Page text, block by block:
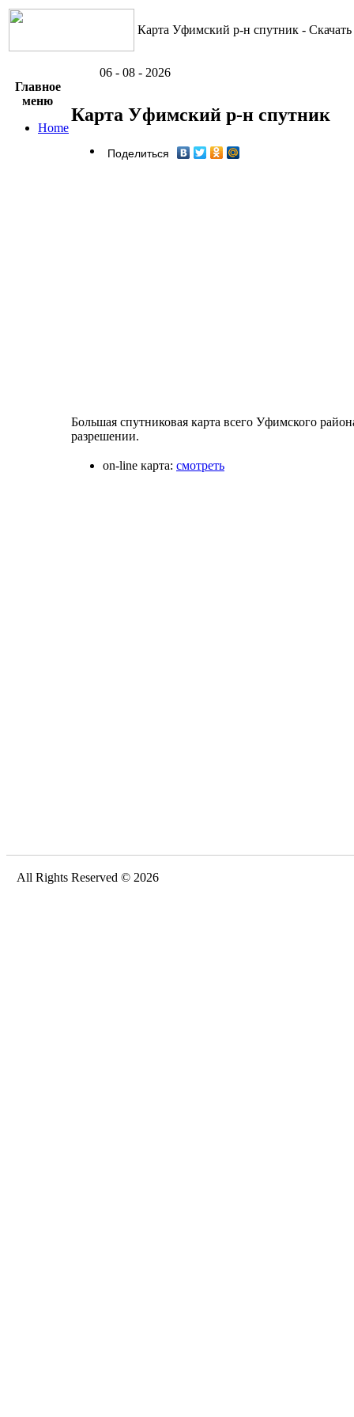
Карта Уфимский р-н спутник - Скачать
06 - 08 - 2026
Главное
меню
Home
Карта Уфимский р-н спутник
Поделиться
Большая спутниковая карта всего Уфимского
разрешении.
on-line карта: смотреть
All Rights Reserved © 2026